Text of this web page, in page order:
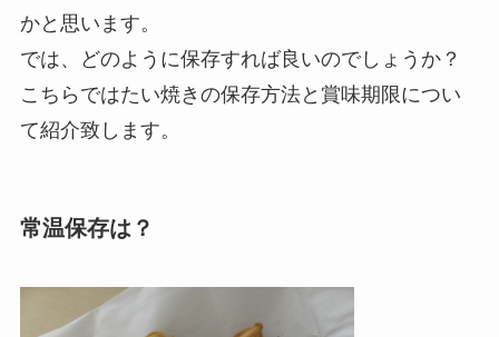
かと思います。
では、どのように保存すれば良いのでしょうか？
こちらではたい焼きの保存方法と賞味期限につい
て紹介致します。
常温保存は？